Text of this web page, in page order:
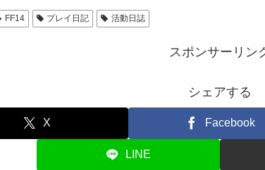
FF14 プレイ日記 活動日誌
スポンサーリン
シェアする
X Facebook
LINE